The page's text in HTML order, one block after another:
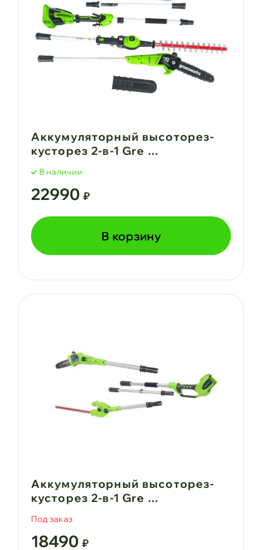
Аккумуляторный высоторез-
кусторез 2-в-1 Gre ...
В наличии
22990 ₽
В корзину
Аккумуляторный высоторез-
кусторез 2-в-1 Gre ...
Под заказ
18490 ₽